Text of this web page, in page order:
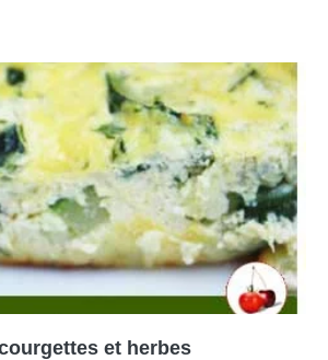
et herbes